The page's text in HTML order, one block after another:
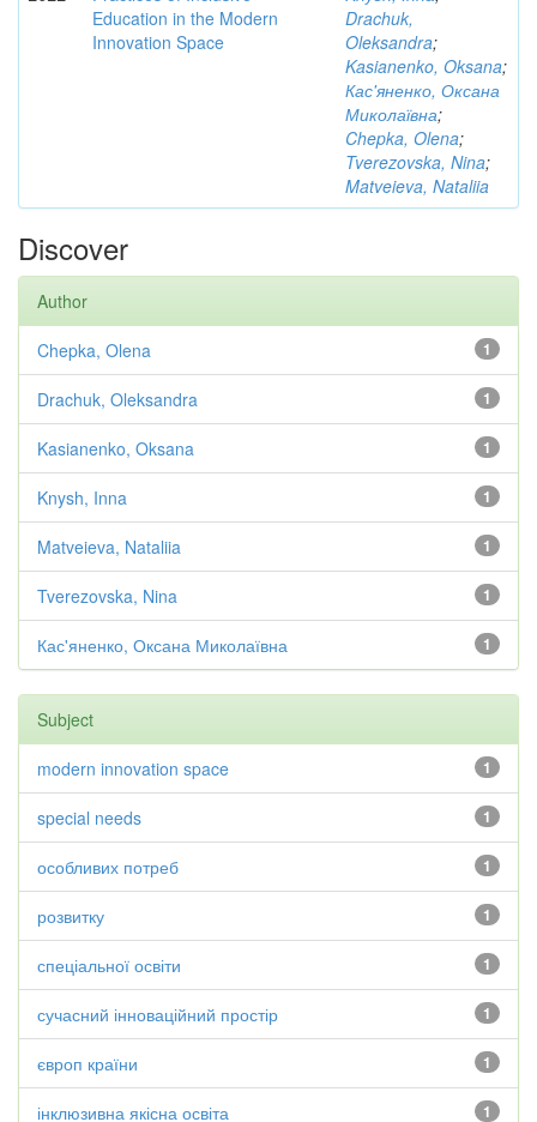
Education in the Modern
Innovation Space
Drachuk,
Oleksandra;
Kasianenko, Oksana;
Кас'яненко, Оксана
Миколаївна;
Chepka, Olena;
Tverezovska, Nina;
Matveieva, Nataliia
Discover
Author
1
Chepka, Olena
1
Drachuk, Oleksandra
1
Kasianenko, Oksana
1
Knysh, Inna
1
Matveieva, Nataliia
1
Tverezovska, Nina
1
Кас'яненко, Оксана Миколаївна
Subject
1
modern innovation space
1
special needs
1
особливих потреб
1
розвитку
1
спеціальної освіти
1
сучасний інноваційний простір
1
європ країни
1
інклюзивна якісна освіта